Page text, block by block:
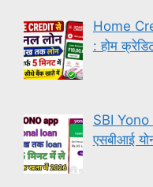
Home
: होम
SBI
एसबीआई